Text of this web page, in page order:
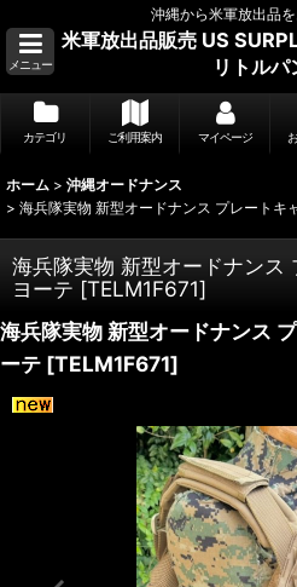
沖縄から米軍放出品
メニュー
米軍放出品販売 US
リトルパ
カテゴリ ご利用案内 マイページ
ホーム > 沖縄オードナンス
> 海兵隊実物 新型オードナンス プレート
海兵隊実物 新型オードナン
ヨーテ [TELM1F671]
海兵隊実物 新型オードナンス
ーテ [TELM1F671]